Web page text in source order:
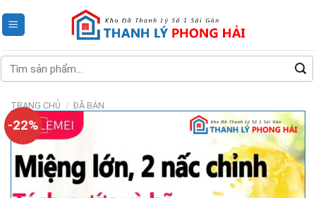
to
Tìm
kiếm:
TRANG CHỦ / ĐÃ BÁN
-22%